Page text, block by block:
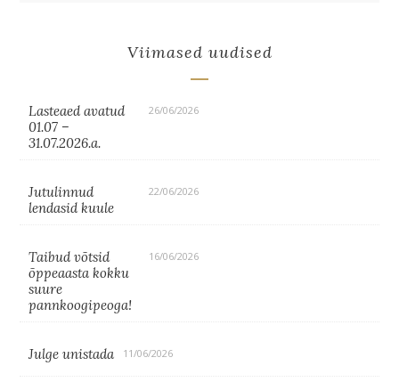
Viimased uudised
Lasteaed avatud
01.07 –
31.07.2026.a.
26/06/2026
Jutulinnud
lendasid kuule
22/06/2026
Taibud võtsid
õppeaasta kokku
suure
pannkoogipeoga!
16/06/2026
Julge unistada 11/06/2026